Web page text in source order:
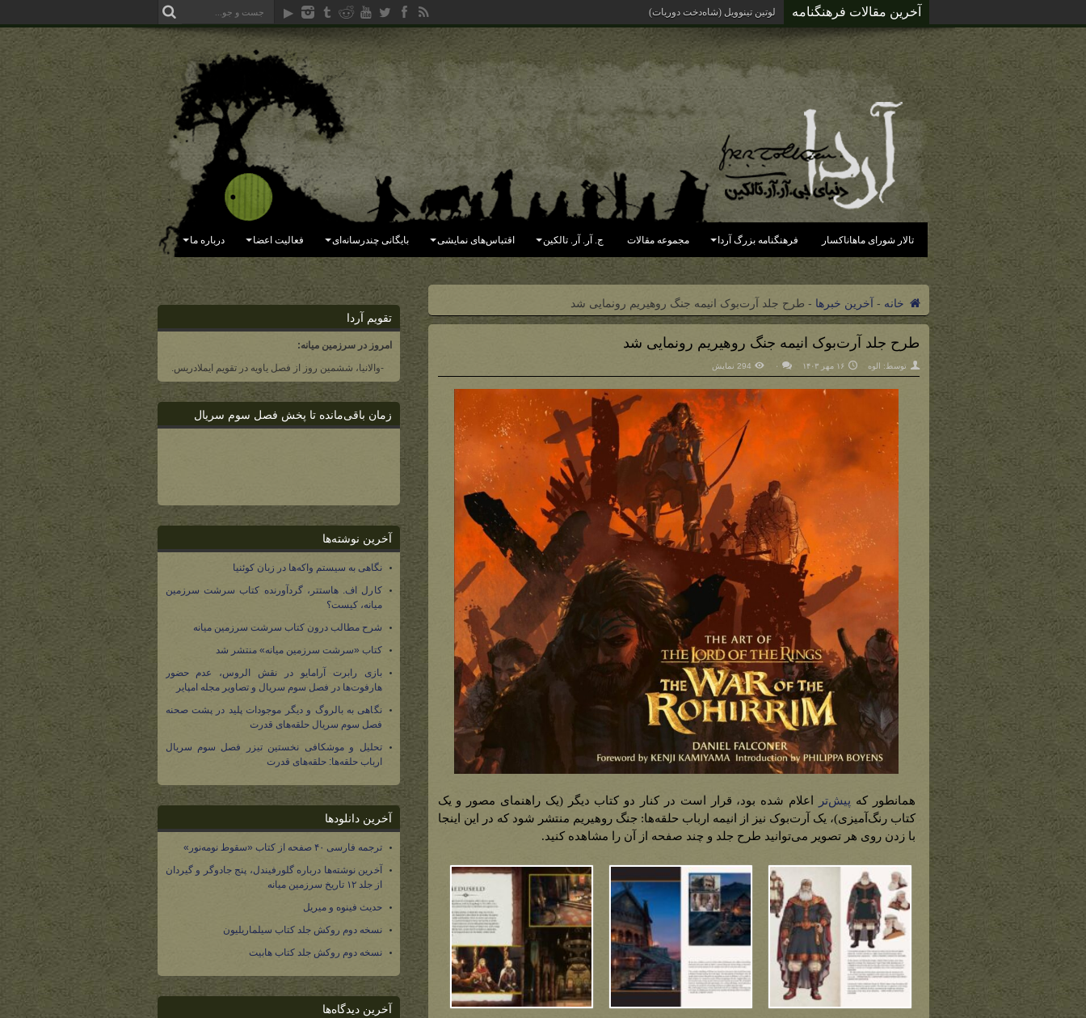
آخرین مقالات فرهنگنامه آردای گزند دیده (جهان ف
تالار شورای ماهاناکسار فرهنگنامه بزرگ آردا مجموعه مقالات ج. آر. آر. تالکین اقتباس‌های نمایشی بایگانی چندرسانه‌ای فعالیت اعضا درباره ما
خانه - آخرین خبرها - طرح جلد آرت‌بوک انیمه جنگ روهیریم رونمایی شد
طرح جلد آرت‌بوک انیمه جنگ روهیریم رونمایی شد
توسط: الوه ۱۶ مهر ۱۴۰۳ ۰ 294 نمایش
همانطور که پیش‌تر
اعلام شده بود، قرار است در کنار دو کتاب دیگر (یک راهنمای مصور و یک
کتاب رنگ‌آمیزی)، یک آرت‌بوک نیز از انیمه ارباب حلقه‌ها: جنگ روهیریم منتشر شود که در این اینجا
با زدن روی هر تصویر می‌توانید طرح جلد و چند صفحه از آن را مشاهده کنید.
تقویم آردا
امروز در سرزمین میانه:
-والانیا، ششمین روز از فصل یاویه در تقویم ایملادریس.
زمان باقی‌مانده تا پخش فصل سوم سریال
آخرین نوشته‌ها
نگاهی به سیستم واکه‌ها در زبان کوئنیا
کارل اف. هاستتر، گردآورنده کتاب سرشت سرزمین
میانه، کیست؟
شرح مطالب درون کتاب سرشت سرزمین میانه
کتاب «سرشت سرزمین میانه» منتشر شد
بازی رابرت آرامایو در نقش الروس، عدم حضور
هارفوت‌ها در فصل سوم سریال و تصاویر مجله امپایر
نگاهی به بالروگ و دیگر موجودات پلید در پشت صحنه
فصل سوم سریال حلقه‌های قدرت
تحلیل و موشکافی نخستین تیزر فصل سوم سریال
ارباب حلقه‌ها: حلقه‌های قدرت
آخرین دانلودها
ترجمه فارسی ۴۰ صفحه از کتاب «سقوط نومه‌نور»
آخرین نوشته‌ها درباره گلورفیندل، پنج جادوگر و گیردان
از جلد ۱۲ تاریخ سرزمین میانه
حدیث فینوه و میریل
نسخه دوم روکش جلد کتاب سیلماریلیون
نسخه دوم روکش جلد کتاب هابیت
آخرین دیدگاه‌ها